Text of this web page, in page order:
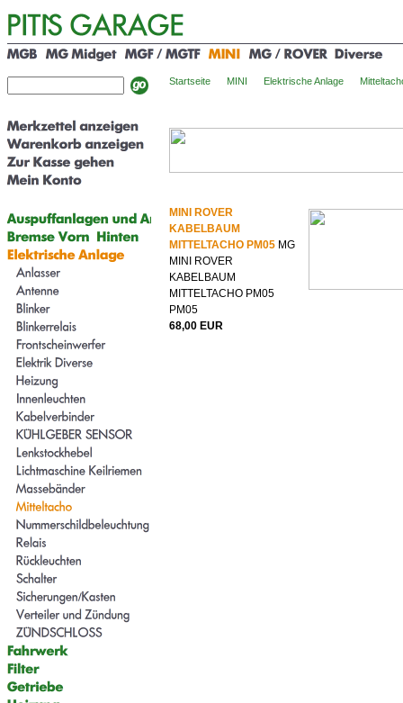
Startseite MINI Elektrische Anlage
MINI ROVER
KABELBAUM
MITTELTACHO PM05 MG
MINI ROVER
KABELBAUM
MITTELTACHO PM05
PM05
68,00 EUR